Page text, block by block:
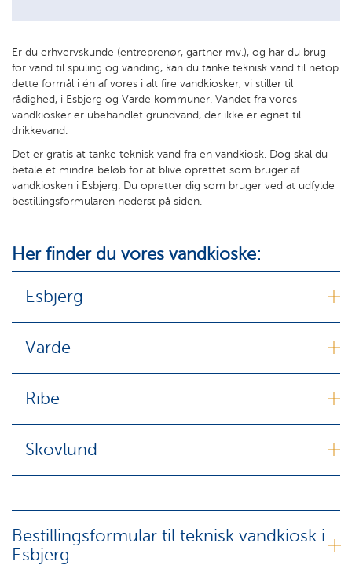
Er du erhvervskunde (entreprenør, gartner mv.), og har du brug
for vand til spuling og vanding, kan du tanke teknisk vand til netop
dette formål i én af vores i alt fire vandkiosker, vi stiller til
rådighed, i Esbjerg og Varde kommuner. Vandet fra vores
vandkiosker er ubehandlet grundvand, der ikke er egnet til
drikkevand.
Det er gratis at tanke teknisk vand fra en vandkiosk. Dog skal du
betale et mindre beløb for at blive oprettet som bruger af
vandkiosken i Esbjerg. Du opretter dig som bruger ved at udfylde
bestillingsformularen nederst på siden.
Her finder du vores vandkioske:
- Esbjerg
- Varde
- Ribe
- Skovlund
Bestillingsformular til teknisk vandkiosk i
Esbjerg